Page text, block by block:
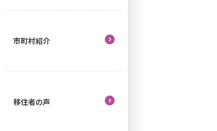
市町村紹介
移住者の声